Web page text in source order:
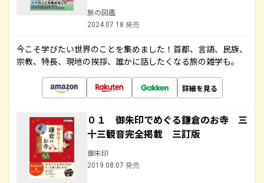
旅の図鑑
2024.07.18 発売
今こそ学びたい世界のことを集めました！首都、言語、民族、
宗教、特長、現地の挨拶、誰かに話したくなる旅の雑学も。
詳細を見る
０１ 御朱印でめぐる鎌倉のお寺 三
十三観音完全掲載 三訂版
御朱印
2019.08.07 発売